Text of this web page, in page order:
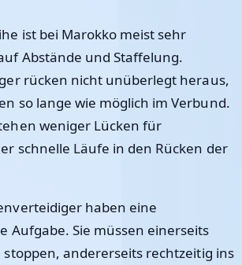
ist bei Marokko meist sehr
Abstände und Staffelung.
rücken nicht unüberlegt heraus,
so lange wie möglich im Verbund.
weniger Lücken für
schnelle Läufe in den Rücken der
haben eine
Aufgabe. Sie müssen einerseits
andererseits rechtzeitig ins